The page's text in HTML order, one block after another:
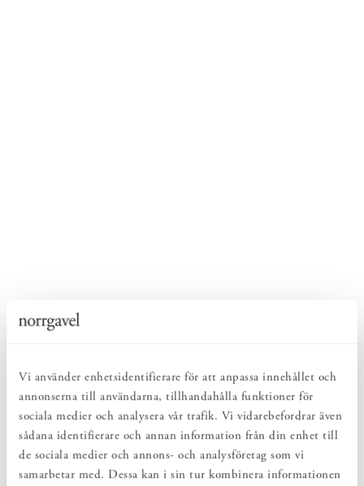
Vi använder enhetsidentifierare för att anpassa innehållet och
annonserna till användarna, tillhandahålla funktioner för
sociala medier och analysera vår trafik. Vi vidarebefordrar även
sådana identifierare och annan information från din enhet till
de sociala medier och annons- och analysföretag som vi
samarbetar med. Dessa kan i sin tur kombinera informationen